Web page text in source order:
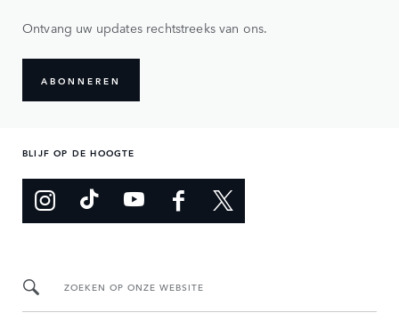
Ontvang uw updates rechtstreeks van ons.
ABONNEREN
BLIJF OP DE HOOGTE
ZOEKEN OP ONZE WEBSITE